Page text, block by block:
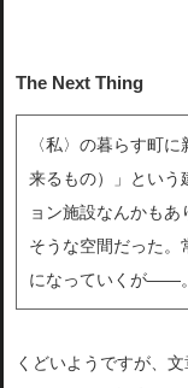
The Next Thing
〈私〉の暮らす町
来るもの）」という
ョン施設なんかも
そうな空間だった。
になっていくが――。
くどいようですが、